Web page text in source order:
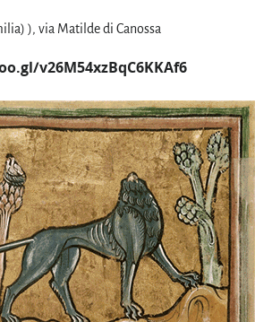
), via Matilde di Canossa
v26M54xzBqC6KKAf6